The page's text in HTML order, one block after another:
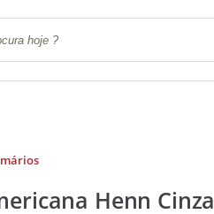
Henn Cinza